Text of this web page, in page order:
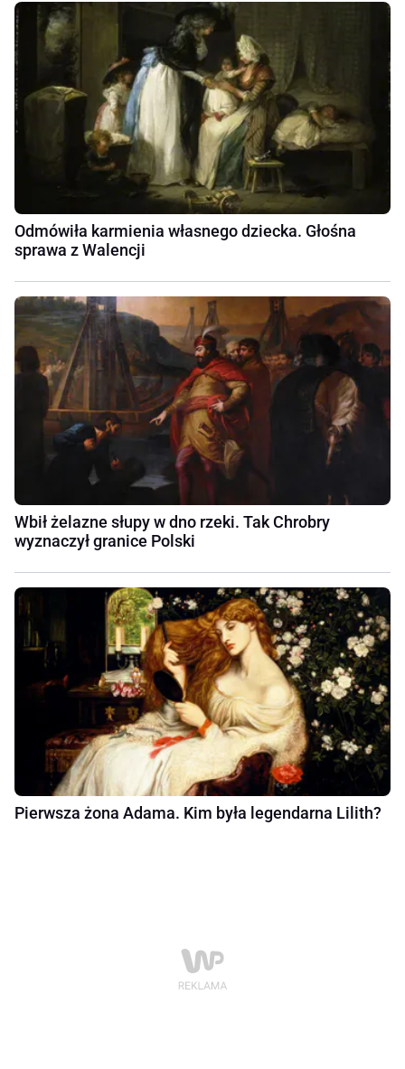
Odmówiła karmienia własnego dziecka. Głośna
sprawa z Walencji
Wbił żelazne słupy w dno rzeki. Tak Chrobry
wyznaczył granice Polski
Pierwsza żona Adama. Kim była legendarna Lilith?